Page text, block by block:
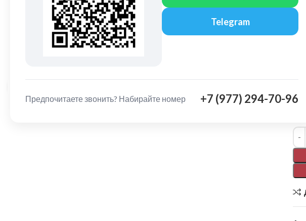
Telegram
Предпочитаете звонить? Набирайте номер +7 (977) 294-70-96